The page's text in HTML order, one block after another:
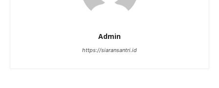
Admin
https://siaransantri.id